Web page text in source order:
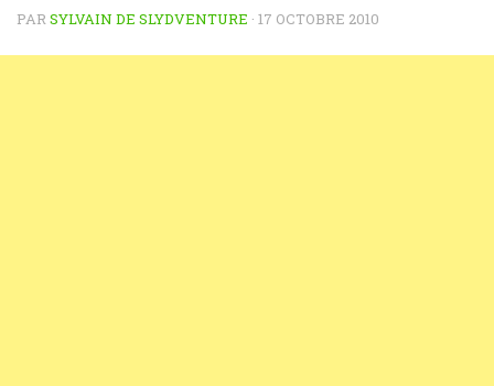
PARSYLVAIN DE SLYDVENTURE · 17 OCTOBRE 2010